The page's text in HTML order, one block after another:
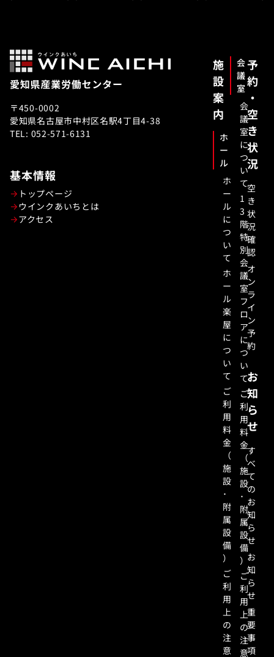
〒450-0002
愛知県名古屋市中村区名駅4丁目4-38
TEL: 052-571-6131
基本情報
トップページ
ウインクあいちとは
アクセス
施
設
案
内
ホ
ー
ル
ホ
ー
ル
に
つ
い
て
ホ
ー
ル
楽
屋
に
つ
い
て
ご
利
用
料
金
（
施
設
･
附
属
設
備
）
ご
利
用
上
の
注
意
会
議
室
会
議
室
に
つ
い
て
1
3
階
特
別
会
議
室
フ
ロ
ア
に
つ
い
て
ご
利
用
料
金
（
施
設
･
附
属
設
備
）
ご
利
用
上
の
注
意
予
約
・
空
き
状
況
空
き
状
況
確
認
オ
ン
ラ
イ
ン
予
約
お
知
ら
せ
す
べ
て
の
お
知
ら
せ
お
知
ら
せ
重
要
事
項